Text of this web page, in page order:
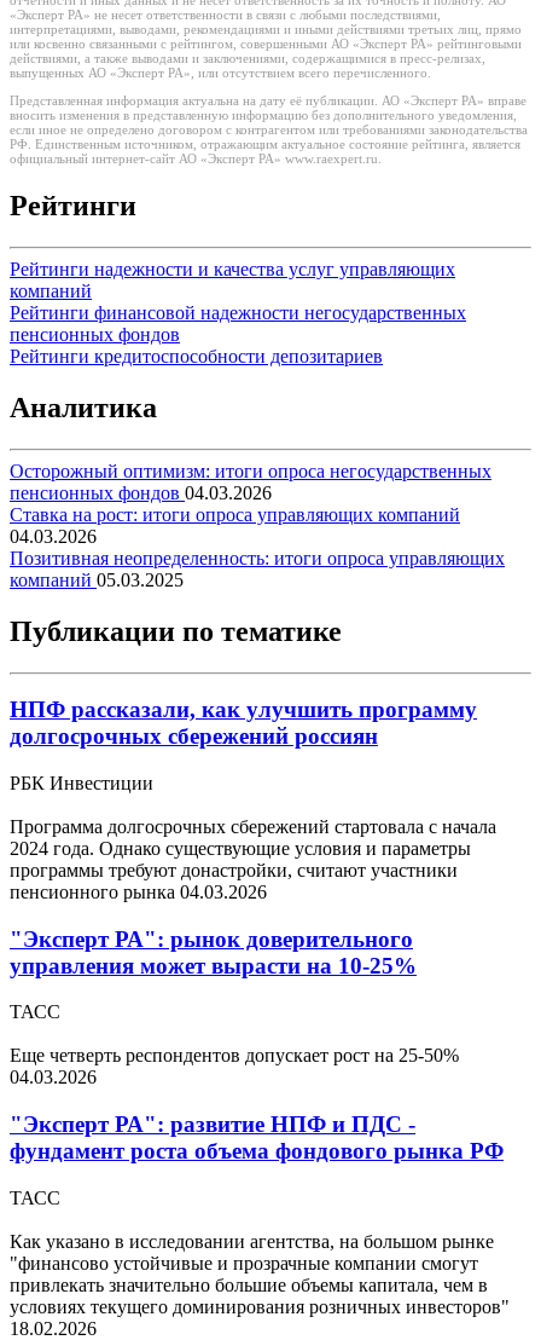
«Эксперт РА» не несет ответственности в связи с любыми последствиями,
интерпретациями, выводами, рекомендациями и иными действиями третьих лиц, прямо
или косвенно связанными с рейтингом, совершенными АО «Эксперт РА» рейтинговыми
действиями, а также выводами и заключениями, содержащимися в пресс-релизах,
выпущенных АО «Эксперт РА», или отсутствием всего перечисленного.
Представленная информация актуальна на дату её публикации. АО «Эксперт РА» вправе
вносить изменения в представленную информацию без дополнительного уведомления,
если иное не определено договором с контрагентом или требованиями законодательства
РФ. Единственным источником, отражающим актуальное состояние рейтинга, является
официальный интернет-сайт АО «Эксперт РА» www.raexpert.ru.
Рейтинги
Рейтинги надежности и качества услуг управляющих
компаний
Рейтинги финансовой надежности негосударственных
пенсионных фондов
Рейтинги кредитоспособности депозитариев
Аналитика
Осторожный оптимизм: итоги опроса негосударственных
пенсионных фондов 04.03.2026
Ставка на рост: итоги опроса управляющих компаний
04.03.2026
Позитивная неопределенность: итоги опроса управляющих
компаний 05.03.2025
Публикации по тематике
НПФ рассказали, как улучшить программу
долгосрочных сбережений россиян
РБК Инвестиции
Программа долгосрочных сбережений стартовала с начала
2024 года. Однако существующие условия и параметры
программы требуют донастройки, считают участники
пенсионного рынка 04.03.2026
"Эксперт РА": рынок доверительного
управления может вырасти на 10-25%
ТАСС
Еще четверть респондентов допускает рост на 25-50%
04.03.2026
"Эксперт РА": развитие НПФ и ПДС -
фундамент роста объема фондового рынка РФ
ТАСС
Как указано в исследовании агентства, на большом рынке
"финансово устойчивые и прозрачные компании смогут
привлекать значительно большие объемы капитала, чем в
условиях текущего доминирования розничных инвесторов"
18.02.2026